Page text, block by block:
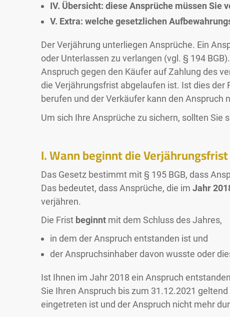
IV. Übersicht: diese Ansprüche müssen Sie
V. Extra: welche gesetzlichen
Der Verjährung unterliegen Ansprüche. Ein
oder Unterlassen zu verlangen (vgl. § 194
Anspruch gegen den Käufer auf Zahlung des
die Verjährungsfrist abgelaufen ist. Ist dies der
berufen und der Verkäufer kann den Anspruch
Um sich Ihre Ansprüche zu sichern, sollten Sie
I. Wann beginnt die
Das Gesetz bestimmt mit § 195 BGB, dass
Das bedeutet, dass Ansprüche, die im Jahr
verjähren.
Die Frist beginnt mit dem Schluss des Jahres,
in dem der Anspruch entstanden ist und
der Anspruchsinhaber davon wusste oder
Ist Ihnen im Jahr 2018 ein Anspruch
Sie Ihren Anspruch bis zum 31.12.2021
eingetreten ist und der Anspruch nicht mehr